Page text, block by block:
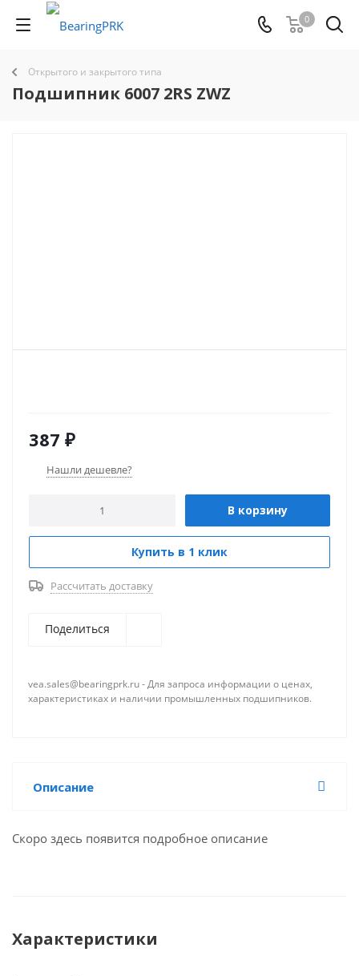
0
Открытого и закрытого типа
Подшипник 6007 2RS ZWZ
387 ₽
Нашли дешевле?
В корзину
Купить в 1 клик
Рассчитать доставку
Поделиться
vea.sales@bearingprk.ru - Для запроса информации о ценах,
характеристиках и наличии промышленных подшипников.
Описание
Скоро здесь появится подробное описание
Характеристики